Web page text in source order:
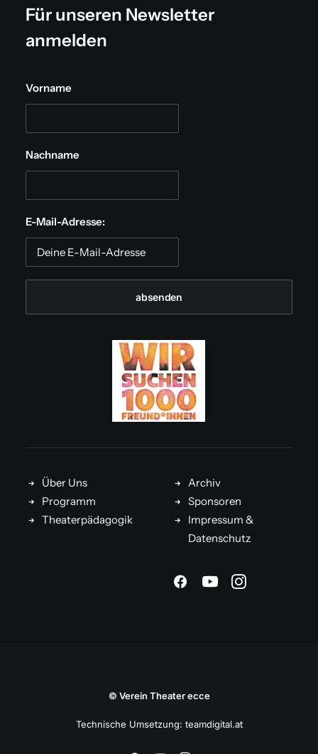
Für unseren Newsletter
anmelden
Vorname
Nachname
E-Mail-Adresse:
Über Uns
Programm
Theaterpädagogik
Archiv
Sponsoren
Impressum &
Datenschutz
© Verein Theater ecce
Technische Umsetzung: teamdigital.at